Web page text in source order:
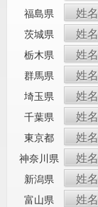
福島県 姓名
茨城県 姓名
栃木県 姓名
群馬県 姓名
埼玉県 姓名
千葉県 姓名
東京都 姓名
神奈川県 姓名
新潟県 姓名
富山県 姓名